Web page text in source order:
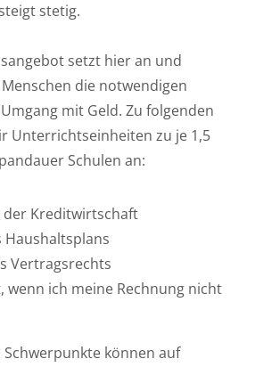
stetig.
setzt hier an und
die notwendigen
mit Geld. Zu folgenden
Unterrichtseinheiten zu je 1,5
Schulen an:
Kreditwirtschaft
Haushaltsplans
Vertragsrechts
wenn ich meine Rechnung nicht
können auf